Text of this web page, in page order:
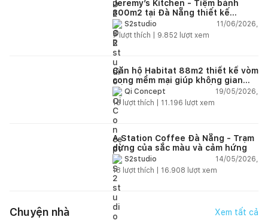
Jeremy’s Kitchen - Tiệm bánh
300m2 tại Đà Nẵng thiết kế
phong cách công nghiệp hiện đại
ngập tràn ánh sáng tự nhiên
S2studio
11/06/2026,
7lượt thích | 9.852 lượt xem
Căn hộ Habitat 88m2 thiết kế vòm
cong mềm mại giúp không gian
sống hiện đại trở nên ấm áp hơn
Qi Concept
19/05/2026,
15 lượt thích | 11.196 lượt xem
A Station Coffee Đà Nẵng - Trạm
dừng của sắc màu và cảm hứng
S2studio
14/05/2026,
18 lượt thích | 16.908 lượt xem
Chuyện nhà Xem tất cả